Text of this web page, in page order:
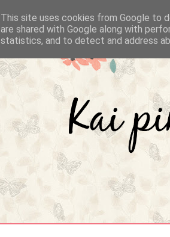
This site uses cookies from Google to
are shared with Google along with
statistics, and to detect and address